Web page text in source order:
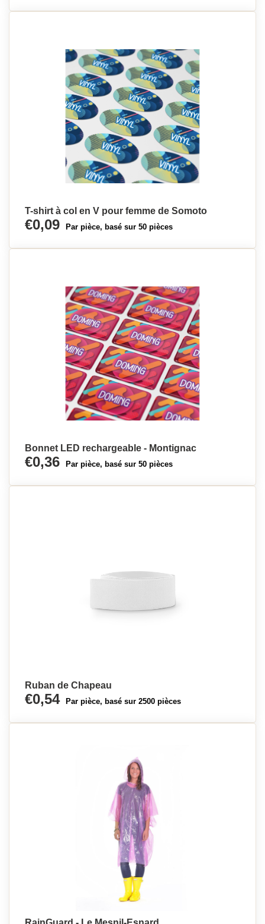
T-shirt à col en V pour femme de Somoto
€0,09 Par pièce, basé sur 50 pièces
Bonnet LED rechargeable - Montignac
€0,36 Par pièce, basé sur 50 pièces
Ruban de Chapeau
€0,54 Par pièce, basé sur 2500 pièces